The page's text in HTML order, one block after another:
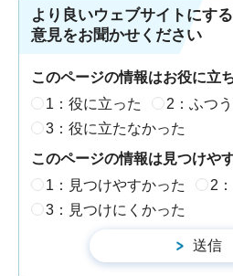
より良いウェブサイトにす
意見をお聞かせください
このページの情報はお役に立
1：役に立った
2：ふつう
3：役に立たなかった
このページの情報は見つけや
1：見つけやすかった
2
3：見つけにくかった